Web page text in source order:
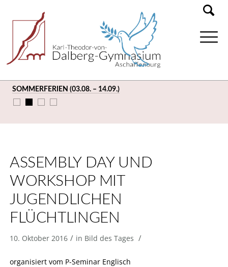
SOMMERFERIEN (03.08. – 14.09.)
ASSEMBLY DAY UND
WORKSHOP MIT
JUGENDLICHEN
FLÜCHTLINGEN
10. Oktober 2016 / in Bild des Tages /
organisiert vom P-Seminar Englisch